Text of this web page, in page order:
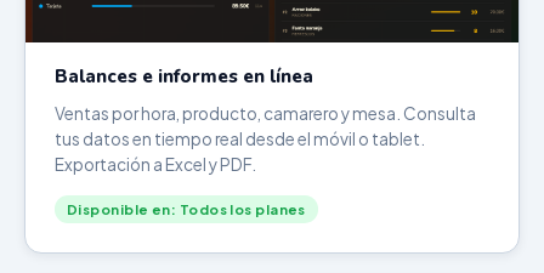
Balances e informes en línea
Ventas por hora, producto, camarero y mesa. Consulta
tus datos en tiempo real desde el móvil o tablet.
Exportación a Excel y PDF.
Disponible en: Todos los planes